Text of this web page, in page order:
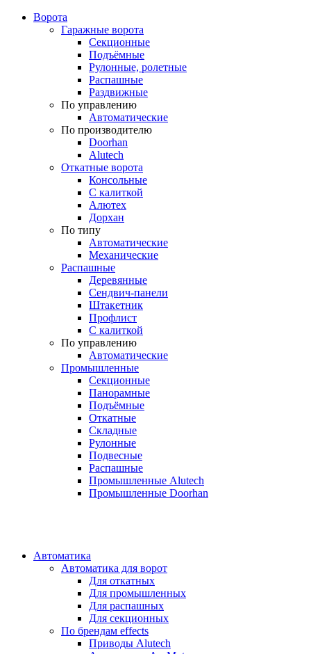
Ворота
Гаражные ворота
Секционные
Подъёмные
Рулонные, ролетные
Распашные
Раздвижные
По управлению
Автоматические
По производителю
Doorhan
Alutech
Откатные ворота
Консольные
С калиткой
Алютех
Дорхан
По типу
Автоматические
Механические
Распашные
Деревянные
Сендвич-панели
Штакетник
Профлист
С калиткой
По управлению
Автоматические
Промышленные
Секционные
Панорамные
Подъёмные
Откатные
Складные
Рулонные
Подвесные
Распашные
Промышленные Alutech
Промышленные Doorhan
Автоматика
Автоматика для ворот
Для откатных
Для промышленных
Для распашных
Для секционных
По брендам effects
Приводы Alutech